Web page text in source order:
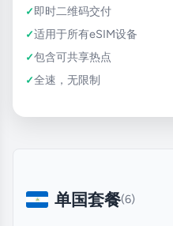
即时二维码交付
适用于所有eSIM设备
包含可共享热点
全速，无限制
单国套餐(6)